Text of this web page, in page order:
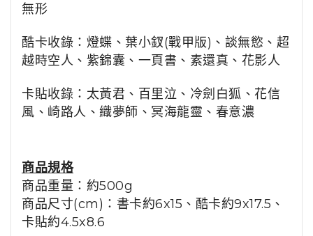
無形
酷卡收錄： 燈蝶 、 葉小釵(戰甲版) 、 談無慾 、 超
越時空人 、 紫錦囊 、 一頁書 、 素還真 、 花影人
卡貼收錄： 太黃君、 百里泣 、 冷劍白狐 、 花信
風 、 崎路人 、 織夢師 、 冥海龍靈 、 春意濃
商品規格
商品重量：約500g
商品尺寸(cm)： 書卡約6x15 、酷卡約9x17.5 、
卡貼約4.5x8.6